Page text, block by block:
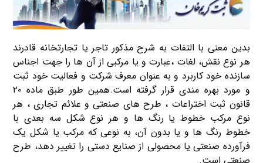
بدین معنی با التفات به شرح مذکور تاجر یا تجارتخانه قادرند
هر نوع نقش، لغات ،عبارت و یا مرکبی از آن ها را جهت اجناس
سازنده خود کاربرد و به عنوان معرف شرکت و فعالیت خود ثبت
و مورد بهره مندی قرار گرفته است.همین طور طبق ماده ۲۰
قانون ثبت اختراعات ، طرح های صنعتی و علائم تجاری ، هر
نوع مرکب خطوط یا رنگ ها و هر نوع شکل سه بعدی با
خطوط رنگ ها و یا بدون آن، به نوعی که مرکب یا شکل یک
فرآورده صنعتی یا محصولی از صنایع دستی را تغییر دهد، طرح